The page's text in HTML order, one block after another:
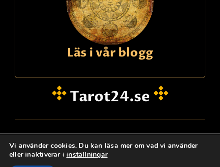
Läs i vår blogg
Tarot24.se
hei@dinklarsynte.no
Vi använder cookies. Du kan läsa mer om vad vi använder
eller inaktiverar iinställningar